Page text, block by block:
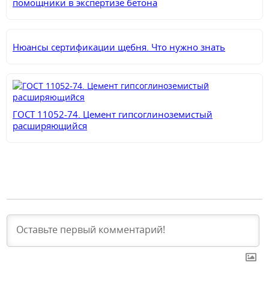
помощники в экспертизе бетона
Нюансы сертификации щебня. Что нужно знать
ГОСТ 11052-74. Цемент гипсоглиноземистый
расширяющийся